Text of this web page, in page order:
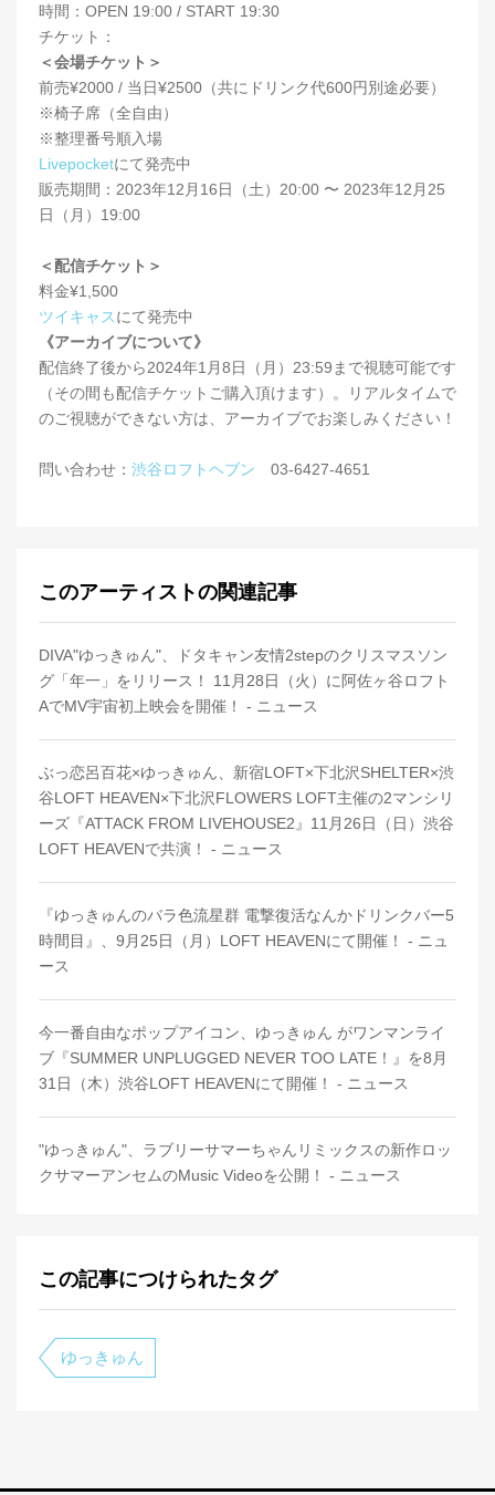
時間：OPEN 19:00 / START 19:30
チケット：
＜会場チケット＞
前売¥2000 / 当日¥2500（共にドリンク代600円別途必要）
※椅子席（全自由）
※整理番号順入場
Livepocketにて発売中
販売期間：2023年12月16日（土）20:00 〜 2023年12月25
日（月）19:00
＜配信チケット＞
料金¥1,500
ツイキャスにて発売中
《アーカイブについて》
配信終了後から2024年1月8日（月）23:59まで視聴可能です
（その間も配信チケットご購入頂けます）。リアルタイムで
のご視聴ができない方は、アーカイブでお楽しみください！
問い合わせ： 渋谷ロフトヘブン 03-6427-4651
このアーティストの関連記事
DIVA"ゆっきゅん"、ドタキャン友情2stepのクリスマスソン
グ「年一」をリリース！ 11月28日（火）に阿佐ヶ谷ロフト
AでMV宇宙初上映会を開催！ - ニュース
ぶっ恋呂百花×ゆっきゅん、新宿LOFT×下北沢SHELTER×渋
谷LOFT HEAVEN×下北沢FLOWERS LOFT主催の2マンシリ
ーズ『ATTACK FROM LIVEHOUSE2』11月26日（日）渋谷
LOFT HEAVENで共演！ - ニュース
『ゆっきゅんのバラ色流星群 電撃復活なんかドリンクバー5
時間目』、9月25日（月）LOFT HEAVENにて開催！ - ニュ
ース
今一番自由なポップアイコン、ゆっきゅん がワンマンライ
ブ『SUMMER UNPLUGGED NEVER TOO LATE！』を8月
31日（木）渋谷LOFT HEAVENにて開催！ - ニュース
"ゆっきゅん"、ラブリーサマーちゃんリミックスの新作ロッ
クサマーアンセムのMusic Videoを公開！ - ニュース
この記事につけられたタグ
ゆっきゅん